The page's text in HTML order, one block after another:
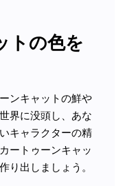
トの色を
ンキャットの鮮や
界に没頭し、あな
キャラクターの精
ートゥーンキャッ
り出しましょう。